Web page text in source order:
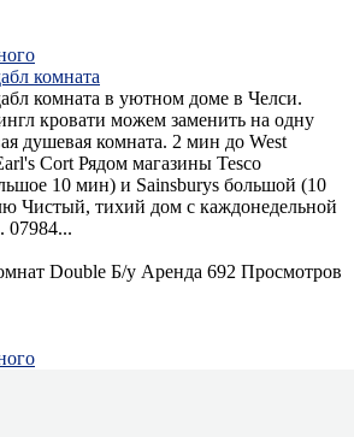
комната
комната в уютном доме в Челси.
кровати можем заменить на одну
душевая комната. 2 мин до West
Cort Рядом магазины Tesco
10 мин) и Sainsburys большой (10
Чистый, тихий дом с каждонедельной
07984...
Double Б/у Аренда 692 Просмотров